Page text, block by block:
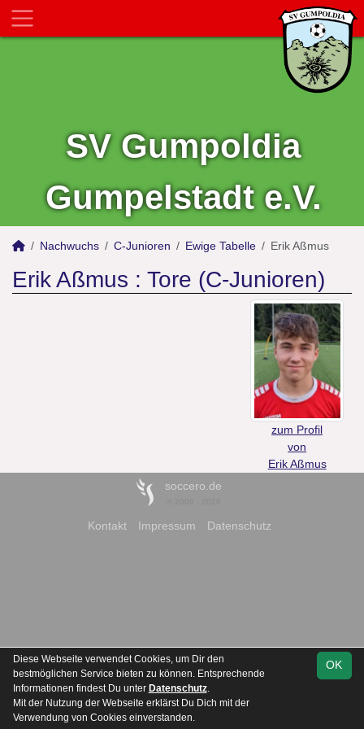
SV Gumpoldia
Gumpelstadt e.V.
Nachwuchs C-Junioren Ewige Tabelle Erik Aßmus
Erik Aßmus : Tore (C-Junioren)
zum Profil
von
Erik Aßmus
soccero.de
Kontakt Impressum Datenschutz
OK
Diese Webseite verwendet Cookies, um Dir den
bestmöglichen Service bieten zu können. Entsprechende
Informationen findest Du unter Datenschutz.
Mit der Nutzung der Webseite erklärst Du Dich mit der
Verwendung von Cookies einverstanden.